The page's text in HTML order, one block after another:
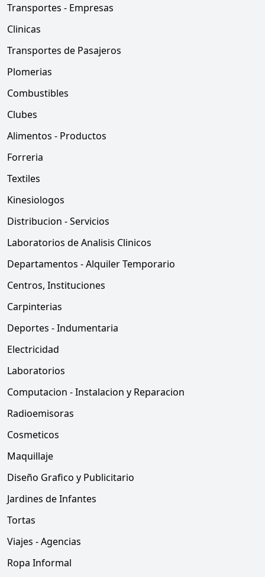
Transportes - Empresas
Clinicas
Transportes de Pasajeros
Plomerias
Combustibles
Clubes
Alimentos - Productos
Forreria
Textiles
Kinesiologos
Distribucion - Servicios
Laboratorios de Analisis Clinicos
Departamentos - Alquiler Temporario
Centros, Instituciones
Carpinterias
Deportes - Indumentaria
Electricidad
Laboratorios
Computacion - Instalacion y Reparacion
Radioemisoras
Cosmeticos
Maquillaje
Diseño Grafico y Publicitario
Jardines de Infantes
Tortas
Viajes - Agencias
Ropa Informal